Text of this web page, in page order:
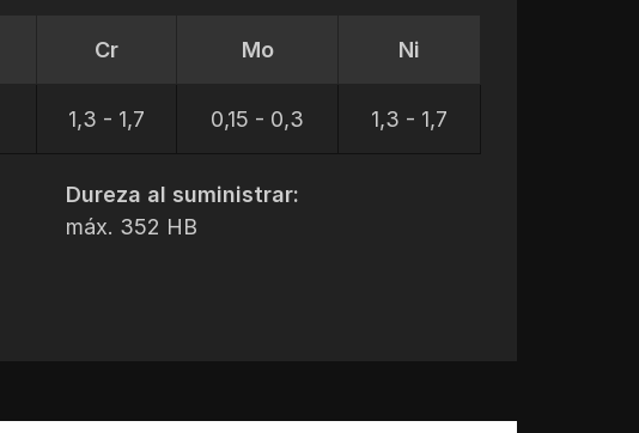
Cr Mo Ni
1,3 - 1,7 0,15 - 0,3 1,3 - 1,7
Dureza al suministrar:
máx. 352 HB